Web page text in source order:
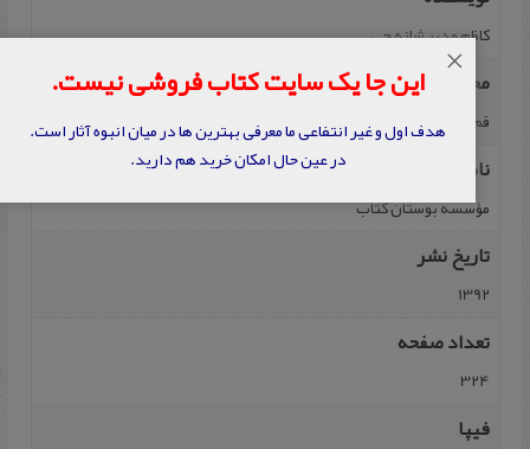
کاظم مدیر شانه ‏چى‏
محل نشر
قم
ناشر
مؤسسه بوستان کتاب
تاریخ نشر
1392
تعداد صفحه
324
فیپا
این جا یک سایت کتاب فروشی نیست.
هدف اول و غیر انتفاعی ما معرفی بهترین ها در میان انبوه آثار است.
در عین حال امکان خرید هم دارید.
×